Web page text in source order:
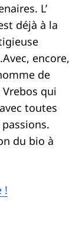
L’
déjà à la
encore,
de
qui
toutes
du bio à
!